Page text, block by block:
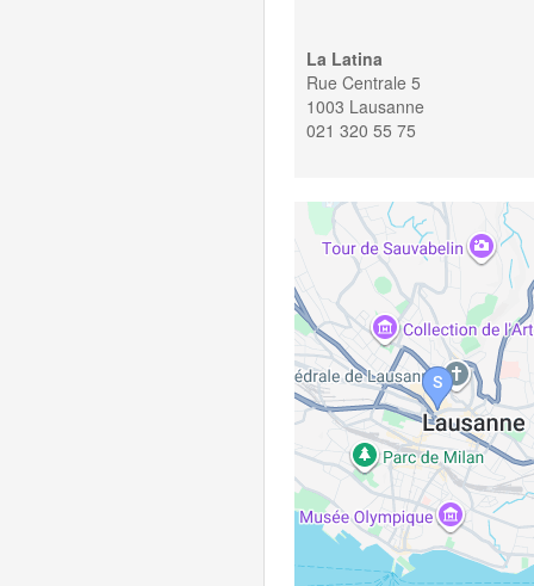
La Latina
Rue Centrale 5
1003 Lausanne
021 320 55 75